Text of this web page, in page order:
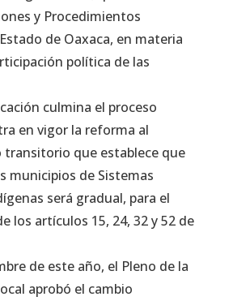
y Procedimientos
de Oaxaca, en materia
política de las
culmina el proceso
en vigor la reforma al
que establece que
municipios de Sistemas
será gradual, para el
los artículos 15, 24, 32 y 52 de
de este año, el Pleno de la
aprobó el cambio